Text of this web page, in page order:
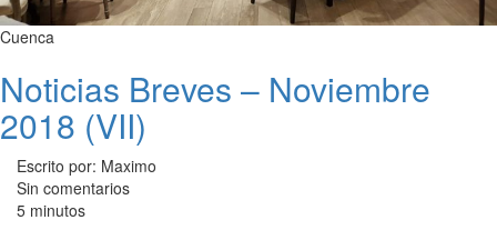
Cuenca
Noticias Breves – Noviembre
2018 (VII)
Escrito por: Maximo
Sin comentarios
5 minutos